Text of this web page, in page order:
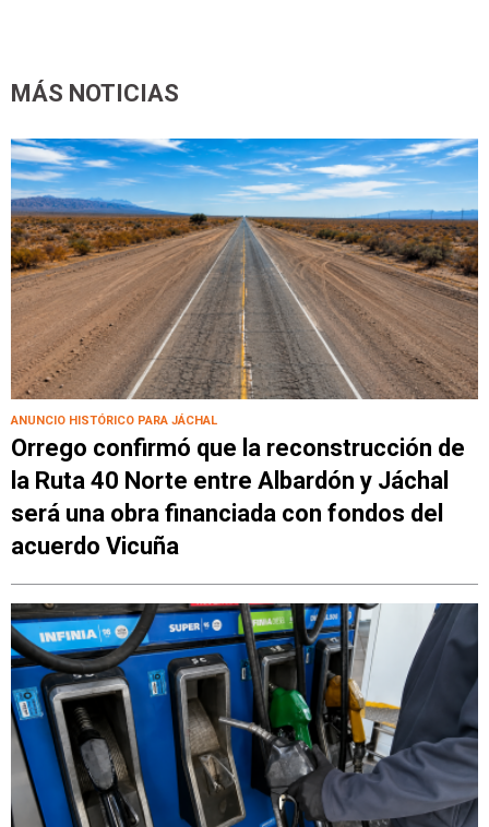
MÁS NOTICIAS
ANUNCIO HISTÓRICO PARA JÁCHAL
Orrego confirmó que la reconstrucción de
la Ruta 40 Norte entre Albardón y Jáchal
será una obra financiada con fondos del
acuerdo Vicuña